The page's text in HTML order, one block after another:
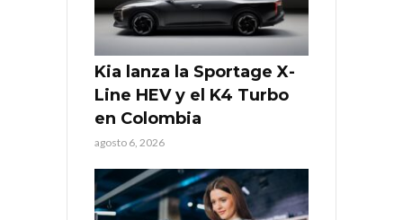
Kia lanza la Sportage X-
Line HEV y el K4 Turbo
en Colombia
agosto 6, 2026